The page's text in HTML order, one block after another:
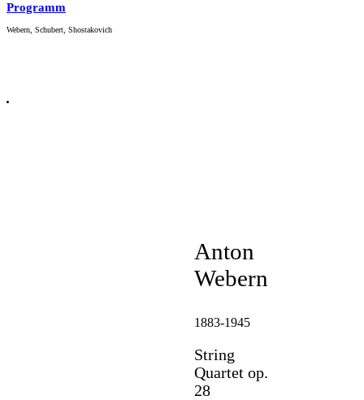
Programm
Webern, Schubert, Shostakovich
Anton
Webern
1883-1945
String
Quartet op.
28